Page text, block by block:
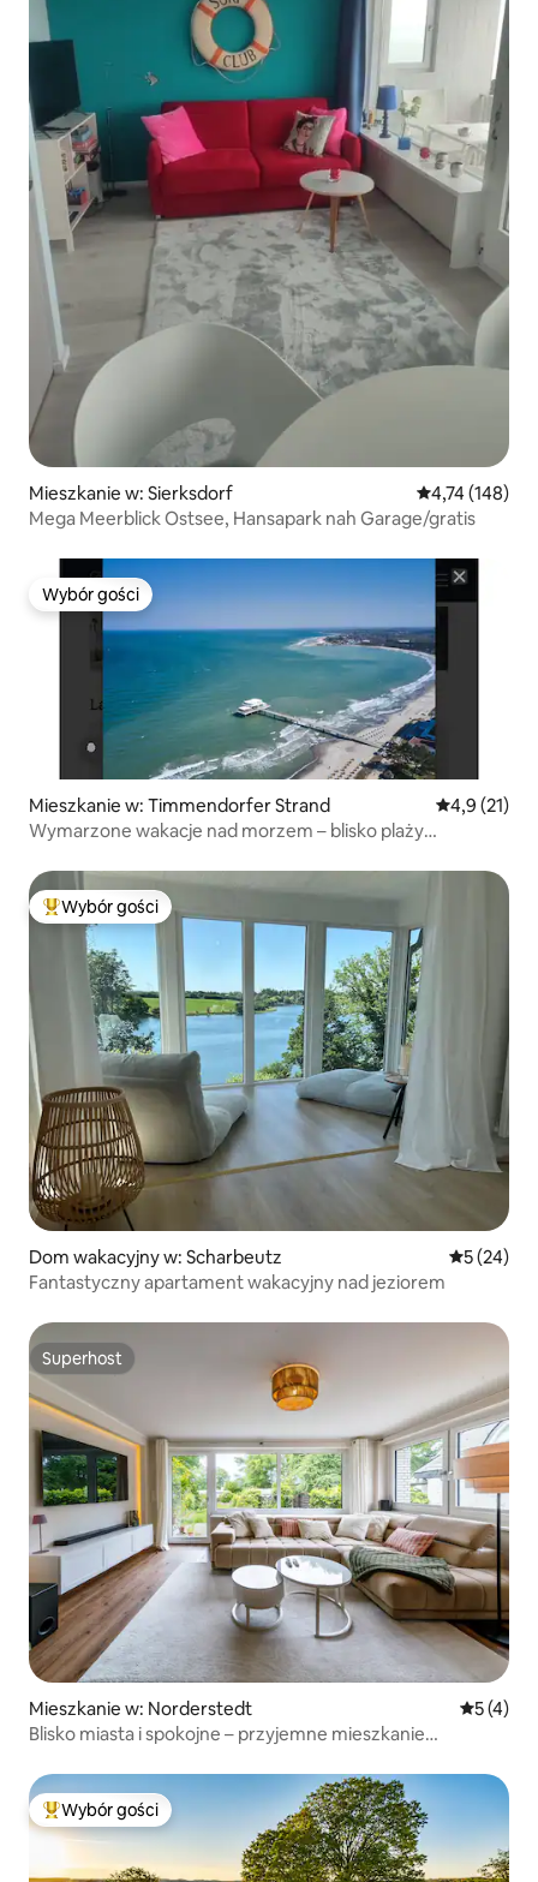
Mieszkanie w: Sierksdorf Średnia
4,74 (148)
Mega Meerblick Ostsee, Hansapark nah Garage/gratis
Wybór gości
Wybór gości
Mieszkanie w: Timmendorfer Strand Średnia
4,9 (21)
Wymarzone wakacje nad morzem – blisko plaży
Najpopularniejsze z kategorii Wybór gości
Wybór gości
Dom wakacyjny w: Scharbeutz Średnia
5 (24)
Fantastyczny apartament wakacyjny nad jeziorem
Superhost
Superhost
Mieszkanie w: Norderstedt Średnia
5 (4)
Blisko miasta i spokojne – przyjemne mieszkanie
Najpopularniejsze z kategorii Wybór gości
Wybór gości